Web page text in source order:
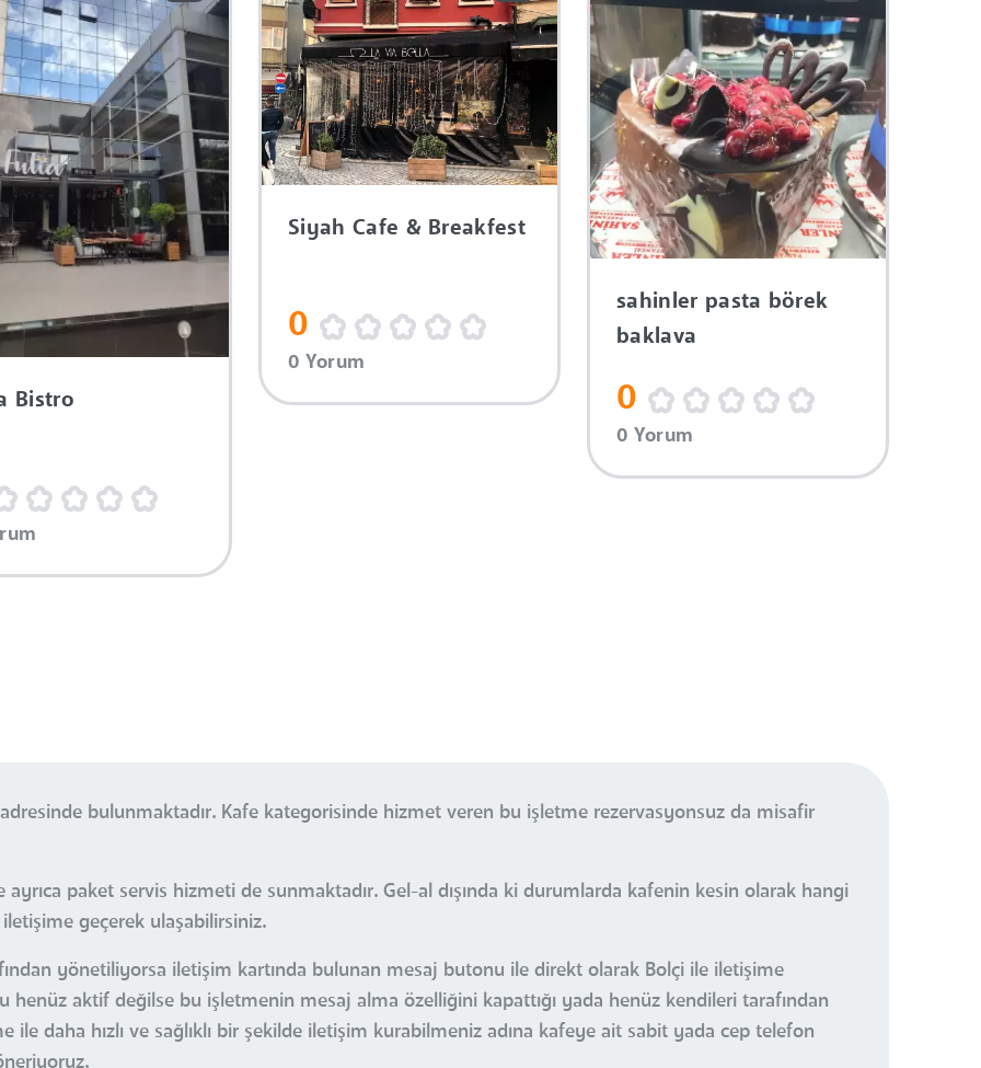
Bistro
Siyah Cafe & Breakfest
0
0 Yorum
sahinler pasta börek
baklava
0
0 Yorum
bulunmaktadır. Kafe kategorisinde hizmet veren bu işletme rezervasyonsuz da misafir
paket servis hizmeti de sunmaktadır. Gel-al dışında ki durumlarda kafenin kesin olarak hangi
geçerek ulaşabilirsiniz.
yönetiliyorsa iletişim kartında bulunan mesaj butonu ile direkt olarak Bolçi ile iletişime
henüz aktif değilse bu işletmenin mesaj alma özelliğini kapattığı yada henüz kendileri tarafından
daha hızlı ve sağlıklı bir şekilde iletişim kurabilmeniz adına kafeye ait sabit yada cep telefon